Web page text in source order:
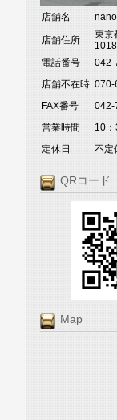
店舗名
店舗住所
東京
電話番号
042-
店舗不在時 070-
FAX番号
042-
営業時間
10
定休日
不定
QRコード
Map